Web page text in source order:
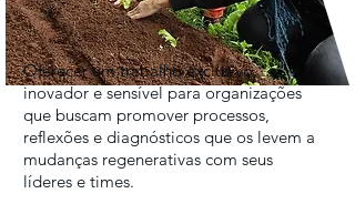
Oferecer um trabalho exclusivo,
inovador e sensível para organizações
que buscam promover processos,
reflexões e diagnósticos que os levem a
mudanças regenerativas com seus
líderes e times.